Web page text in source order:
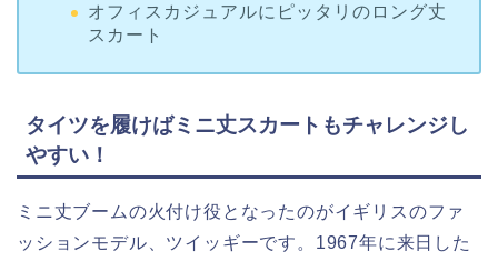
オフィスカジュアルにピッタリのロング丈
スカート
タイツを履けばミニ丈スカートもチャレンジし
やすい！
ミニ丈ブームの火付け役となったのがイギリスのファ
ッションモデル、ツイッギーです。1967年に来日した